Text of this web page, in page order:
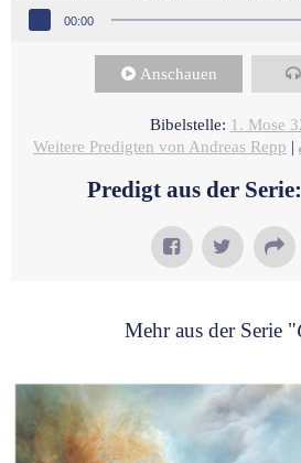
00:00
Anschauen
Bibelstelle: 1. Mose
Weitere Predigten von Andreas Repp |
Predigt aus der
Mehr aus der Serie "